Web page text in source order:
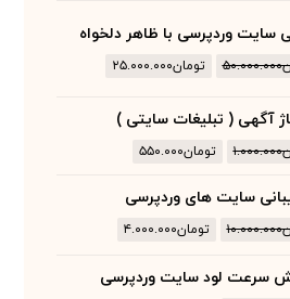
سایت وردپرسی با ظاهر دلخواه
۵۰.۰۰۰.۰۰۰ تومان۲۵.۰۰۰.۰۰۰
آگهی ( تبلیغات سایتی )
۱.۰۰۰.۰۰۰ تومان۵۵۰.۰۰۰
سایت های وردپرسی
۱۰.۰۰۰.۰۰۰ تومان۴.۰۰۰.۰۰۰
سرعت لود سایت وردپرسی